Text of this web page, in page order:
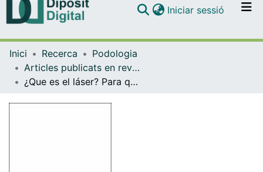
Navega per tot el DD
Iniciar sessió (current)
Inici Recerca
Podologia
Articles publicats en revistes (Podologia)
¿Que es el láser? Para que sirve